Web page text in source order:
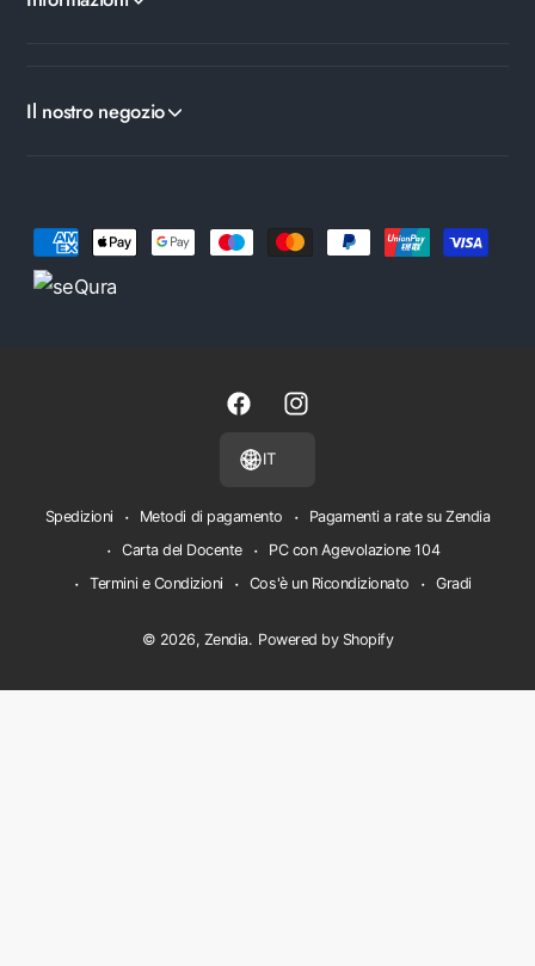
Il nostro negozio
Metodi di pagamento
© 2026, Zendia. Powered by Shopify
Spedizioni Metodi di pagamento
Pagamenti a rate su Zendia
Carta del Docente
PC con Agevolazione 104
Termini e Condizioni
Cos'è un Ricondizionato Gradi
FacebookInstagram
IT